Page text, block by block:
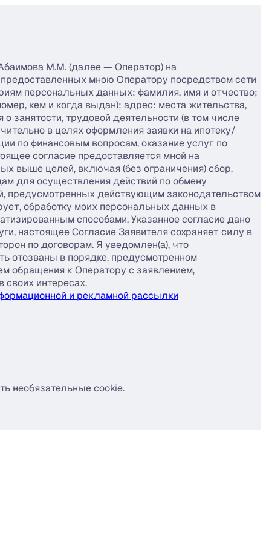
М.М. (далее — Оператор) на
мною Оператору посредством сети
персональных данных: фамилия, имя и отчество;
кем и когда выдан); адрес: места жительства,
трудовой деятельности (в том числе
в целях оформления заявки на ипотеку/
по финансовым вопросам, оказание услуг по
согласие предоставляется мной на
выше целей, включая (без ограничения) сбор,
для осуществления действий по обмену
предусмотренных действующим законодательством
обработку моих персональных данных в
способами. Указанное согласие дано
настоящее Согласие Заявителя сохраняет силу в
по договорам. Я уведомлен(а), что
отозваны в порядке, предусмотренном
обращения к Оператору с заявлением,
интересах.
и рекламной рассылки
необязательные cookie.